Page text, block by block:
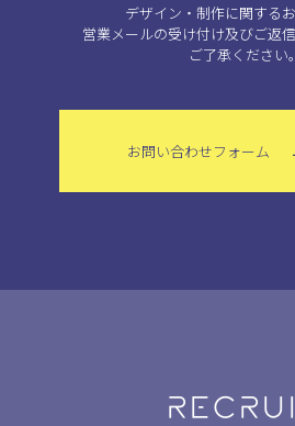
デザイン・制作に関する
営業メールの受け付け及びご返
ご了承ください。
お問い合わせフォーム